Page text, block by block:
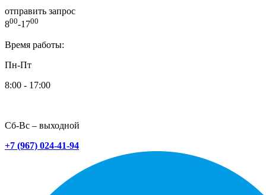
отправить запрос
800-1700
Время работы:
Пн-Пт
8:00 - 17:00
Сб-Вс – выходной
+7 (967) 024-41-94